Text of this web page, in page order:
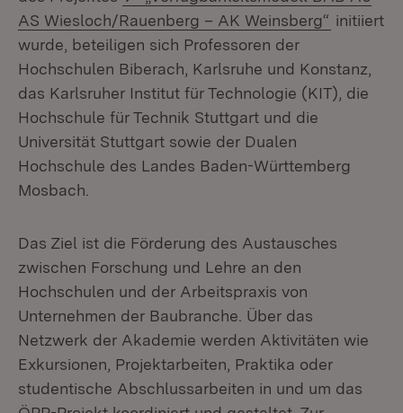
AS Wiesloch/Rauenberg – AK Weinsberg“ (Öffnet
initiiert
wurde, beteiligen sich Professoren der
Hochschulen Biberach, Karlsruhe und Konstanz,
das Karlsruher Institut für Technologie (KIT), die
Hochschule für Technik Stuttgart und die
Universität Stuttgart sowie der Dualen
Hochschule des Landes Baden-Württemberg
Mosbach.
Das Ziel ist die Förderung des Austausches
zwischen Forschung und Lehre an den
Hochschulen und der Arbeitspraxis von
Unternehmen der Baubranche. Über das
Netzwerk der Akademie werden Aktivitäten wie
Exkursionen, Projektarbeiten, Praktika oder
studentische Abschlussarbeiten in und um das